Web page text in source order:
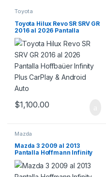
Toyota
Toyota Hilux Revo SR SRV GR
2016 al 2026 Pantalla
Hoffbaüer Infinity Plus
CarPlay & Android Auto
$1,100.00
Mazda
Mazda 3 2009 al 2013
Pantalla Hoffmann Infinity
Gold Carplay & Android Auto